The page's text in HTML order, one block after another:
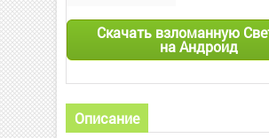
Скачать взломанную
на Андроид
Описание